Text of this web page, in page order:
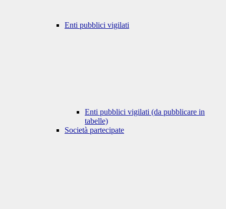
Enti pubblici vigilati
Enti pubblici vigilati (da pubblicare in
tabelle)
Società partecipate